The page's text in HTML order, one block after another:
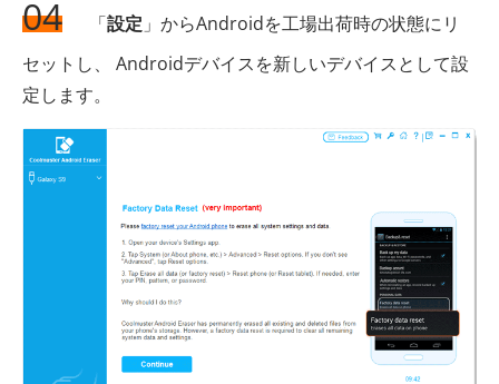
04 「設定 」からAndroidを工場出荷時の状態にリ
セットし、 Androidデバイスを新しいデバイスとして設
定します。